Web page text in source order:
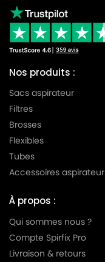
Nos produits :
Sacs aspirateur
Filtres
Brosses
Flexibles
Tubes
Accessoires
À propos :
Qui sommes nous ?
Compte Spirfix Pro
Livraison & retours